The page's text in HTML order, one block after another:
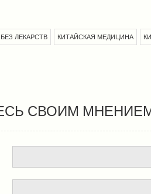
ЛЕКАРСТВ КИТАЙСКАЯ МЕДИЦИНА
СВОИМ